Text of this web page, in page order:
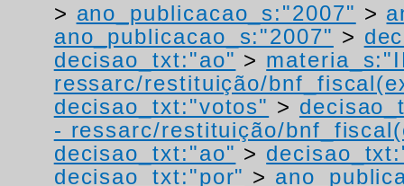
> ano_publicacao_s:"2007" >
ano_publicacao_s:"2007" >
decisao_txt:"ao" >
ressarc/restituição/
decisao_txt:"votos" >
- ressarc/restituição/
decisao_txt:"ao" >
decisao_txt:"por" >